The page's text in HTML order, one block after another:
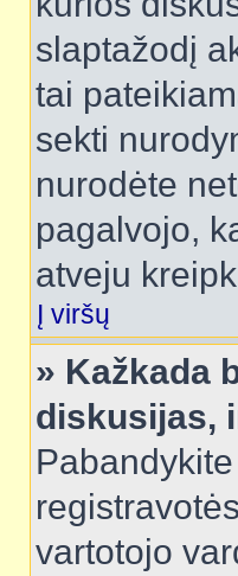
slaptažodį
tai
sekti
nurodėte
pagalvojo,
atveju
Į viršų
» Kažkada
diskusijas,
vartotojo